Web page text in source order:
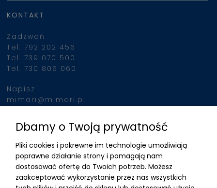
KONTAKT
Zadzwoń
Tel. 792 202 456
Tel. 739 070 500
Tel. 730 806 060
Napisz
mimari@mimari.pl
Znajdziesz nas
ADRES
MIMARI sp z o.o.
Dbamy o Twoją prywatność
Pliki cookies i pokrewne im technologie umożliwiają
poprawne działanie strony i pomagają nam
dostosować ofertę do Twoich potrzeb. Możesz
zaakceptować wykorzystanie przez nas wszystkich